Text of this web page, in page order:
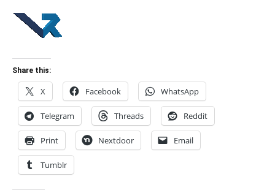
Share this:
X Facebook WhatsApp
Telegram Threads Reddit
Print Nextdoor Email
Tumblr